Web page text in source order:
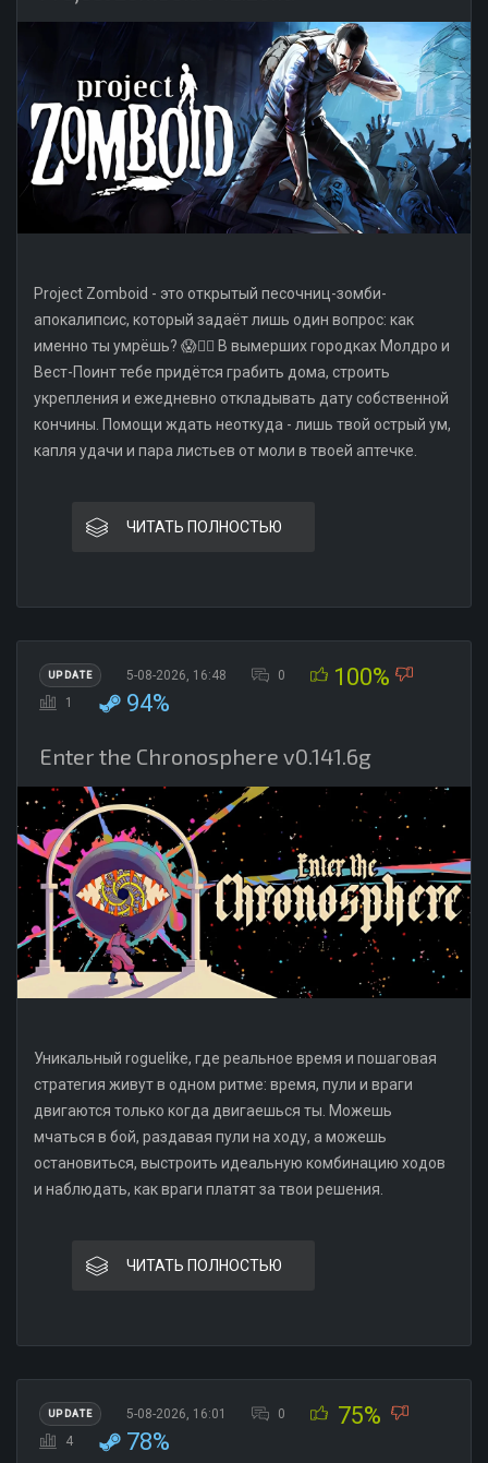
Project Zomboid - это открытый песочниц-зомби-
апокалипсис, который задаёт лишь один вопрос: как
именно ты умрёшь? 😱🧟‍♂️ В вымерших городках Молдро и
Вест-Поинт тебе придётся грабить дома, строить
укрепления и ежедневно откладывать дату собственной
кончины. Помощи ждать неоткуда - лишь твой острый ум,
капля удачи и пара листьев от моли в твоей аптечке.
ЧИТАТЬ ПОЛНОСТЬЮ
UPDATE 5-08-2026, 16:48 0 100%
1 94%
Enter the Chronosphere v0.141.6g
Уникальный roguelike, где реальное время и пошаговая
стратегия живут в одном ритме: время, пули и враги
двигаются только когда двигаешься ты. Можешь
мчаться в бой, раздавая пули на ходу, а можешь
остановиться, выстроить идеальную комбинацию ходов
и наблюдать, как враги платят за твои решения.
ЧИТАТЬ ПОЛНОСТЬЮ
UPDATE 5-08-2026, 16:01 0 75%
4 78%